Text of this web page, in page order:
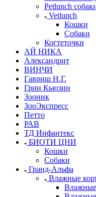
Petlunch
Vetlunch
Кошки
Собаки
Когтеточки
АЙ НИКА
Александрит
ВИНЧИ
Гавриш Н.Г.
Грин Кьюзин
Зооник
ЗооЭкспресс
Петто
РАВ
ТД Инфантекс
БИОТИ ЦНИ
Кошки
Собаки
Гранд-Альфа
Влажные
Влажные